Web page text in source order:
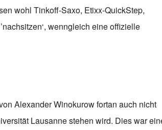
wohl Tinkoff-Saxo, Etixx-QuickStep,
wenngleich eine offizielle
Alexander Winokurow fortan auch nicht
Lausanne stehen wird. Dies war